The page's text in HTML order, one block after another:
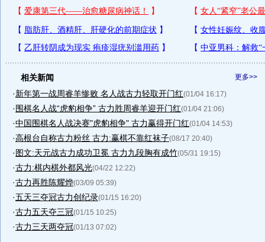
更多>>
相关新闻
·新年第一战周睿羊惨败 名人战古力轻取开门红(01/04 16:17)
·围棋名人战“虎豹相争” 古力胜周睿羊迎开门红(01/04 21:06)
·中国围棋名人战决赛"虎豹相争" 古力赢得开门红(01/04 14:53)
·高根台自称古力粉丝 古力:赢棋不靠红袜子(08/17 20:40)
·图文:天元战古力成功卫冕 古力九段胸有成竹(05/31 19:15)
·古力:棋内棋外都风光(04/22 12:22)
·古力再胜陈耀烨(03/09 05:39)
·五天三夺冠古力创纪录(01/15 16:20)
·古力五天夺三冠(01/15 10:25)
·古力三天两夺冠(01/13 07:02)